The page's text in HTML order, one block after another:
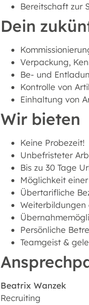
Bereitschaft zur
Dein
Verpackung,
Be- und
Kontrolle von
Einhaltung von
Wir bieten
Keine Probezeit!
Unbefristeter
Bis zu 30 Tage
Möglichkeit
Übertarifliche
Weiterbildungen
Persönliche
Teamgeist &
Beatrix Wanzek
Recruiting